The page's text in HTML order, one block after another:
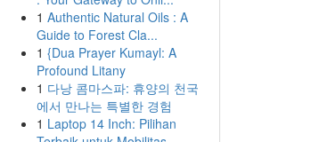
1 Authentic Natural Oils : A
Guide to Forest Cla...
1 {Dua Prayer Kumayl: A
Profound Litany
1 다낭 콤마스파: 휴양의 천국
에서 만나는 특별한 경험
1 Laptop 14 Inch: Pilihan